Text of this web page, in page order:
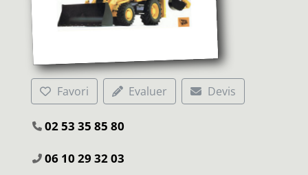
Favori Evaluer Devis
02 53 35 85 80
06 10 29 32 03